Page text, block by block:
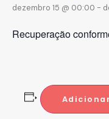
dezembro 15 @ 00:00 -
Recuperação